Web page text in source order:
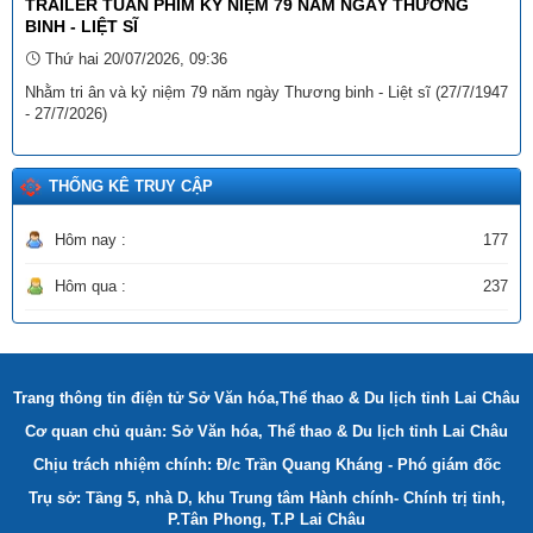
Tên:(Danh sách dự kiến xếp hạng “Khách sạn tiêu biểu không
thuốc lá” lần thứ I - năm 2025)
Tên:(THÔNG TƯ Quy định và hướng dẫn công tác thi đua,
Ngày ban hành: (22/12/2025)
TRAILER TUẦN PHIM KỶ NIỆM 79 NĂM NGÀY THƯƠNG
BINH - LIỆT SĨ
Thứ hai 20/07/2026, 09:36
Nhằm tri ân và kỷ niệm 79 năm ngày Thương binh - Liệt sĩ (27/7/1947
- 27/7/2026)
THỐNG KÊ TRUY CẬP
Hôm nay : 177
Hôm qua : 237
Trang thông tin điện tử Sở Văn hóa,Thể thao & Du lịch tỉnh Lai Châu
Cơ quan chủ quản: Sở Văn hóa, Thể thao & Du lịch tỉnh Lai Châu
Chịu trách nhiệm chính: Đ/c Trần Quang Kháng - Phó giám đốc
Trụ sở: Tầng 5, nhà D, khu Trung tâm Hành chính- Chính trị tỉnh,
P.Tân Phong, T.P Lai Châu